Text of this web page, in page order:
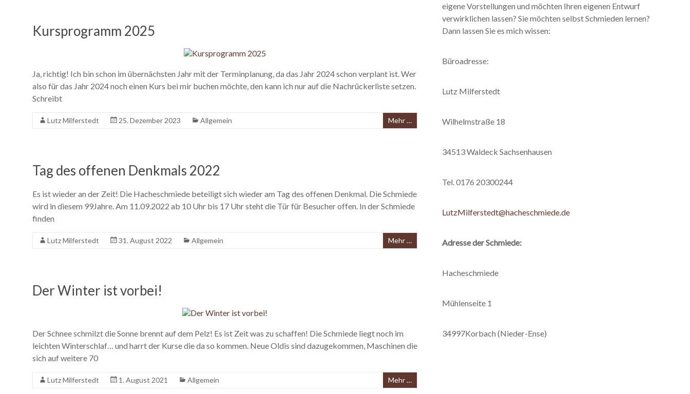
Kursprogramm 2025
Ja, richtig! Ich bin schon im übernächsten Jahr mit der Terminplanung, da das Jahr 2024 schon verplant ist. Wer
also für das Jahr 2024 noch einen Kurs bei mir buchen möchte, den kann ich nur auf die Nachrückerliste setzen.
Schreibt
Lutz Milferstedt 25. Dezember 2023 Allgemein Mehr …
Tag des offenen Denkmals 2022
Es ist wieder an der Zeit! Die Hacheschmiede beteiligt sich wieder am Tag des offenen Denkmal. Die Schmiede
wird in diesem 99Jahre. Am 11.09.2022 ab 10 Uhr bis 17 Uhr steht die Tür für Besucher offen. In der Schmiede
finden
Lutz Milferstedt 31. August 2022 Allgemein Mehr …
Der Winter ist vorbei!
Der Schnee schmilzt die Sonne brennt auf dem Pelz! Es ist Zeit was zu schaffen! Die Schmiede liegt noch im
leichten Winterschlaf… und harrt der Kurse die da so kommen. Neue Oldis sind dazugekommen, Maschinen die
sich auf weitere 70
Lutz Milferstedt 1. August 2021 Allgemein Mehr …
eigene Vorstellungen und möchten Ihren eigenen Entwurf
verwirklichen lassen? Sie möchten selbst Schmieden lernen?
Dann lassen Sie es mich wissen:
Büroadresse:
Lutz Milferstedt
Wilhelmstraße 18
34513 Waldeck Sachsenhausen
Tel. 0176 20300244
LutzMilferstedt@hacheschmiede.de
Adresse der Schmiede:
Hacheschmiede
Mühlenseite 1
34997Korbach (Nieder-Ense)